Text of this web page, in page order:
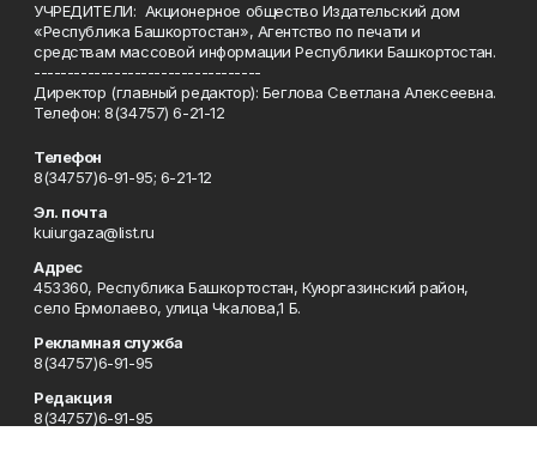
УЧРЕДИТЕЛИ: Акционерное общество Издательский дом
«Республика Башкортостан», Агентство по печати и
средствам массовой информации Республики Башкортостан.
----------------------------------
Директор (главный редактор): Беглова Светлана Алексеевна.
Телефон: 8(34757) 6-21-12
Телефон
8(34757)6-91-95; 6-21-12
Эл. почта
kuiurgaza@list.ru
Адрес
453360, Республика Башкортостан, Куюргазинский район,
село Ермолаево, улица Чкалова,1 Б.
Рекламная служба
8(34757)6-91-95
Редакция
8(34757)6-91-95